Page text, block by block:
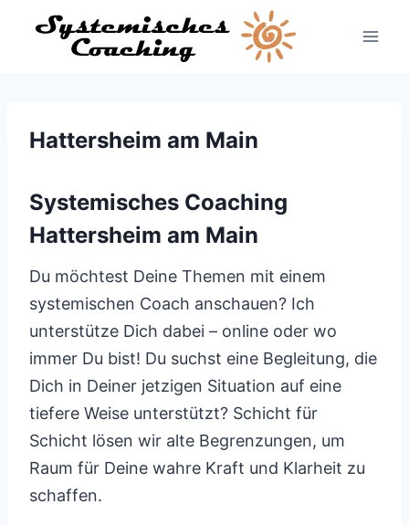
Inhalt
Hattersheim am Main
Systemisches Coaching
Hattersheim am Main
Du möchtest Deine Themen mit einem
systemischen Coach anschauen? Ich
unterstütze Dich dabei – online oder wo
immer Du bist! Du suchst eine Begleitung, die
Dich in Deiner jetzigen Situation auf eine
tiefere Weise unterstützt? Schicht für
Schicht lösen wir alte Begrenzungen, um
Raum für Deine wahre Kraft und Klarheit zu
schaffen.